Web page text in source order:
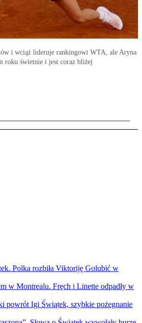
i wciąż lideruje rankingowi WTA, ale Aryna
roku świetnie i jest coraz bliżej
Polka rozbiła Viktoriję Golubić w
w Montrealu. Fręch i Linette odpadły w
powrót Igi Świątek, szybkie pożegnanie